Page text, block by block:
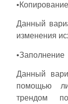
•Копирование
Данный
изменения
•Заполнение
Данный
помощью
трендом